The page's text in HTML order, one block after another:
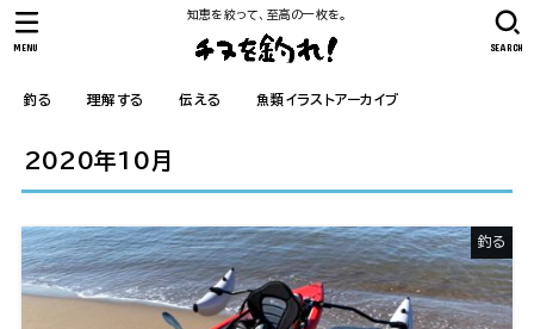
知恵を絞って、至高の一枚を。
釣る 理解する 伝える 魚類イラストアーカイブ
SEARCH
MENU
2020年10月
釣る